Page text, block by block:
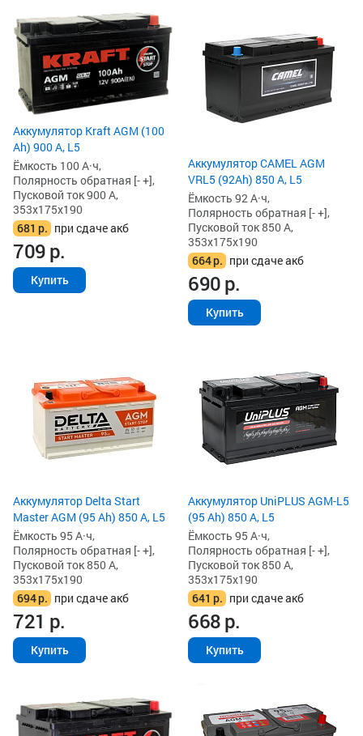
Аккумулятор Kraft AGM (100
Ah) 900 А, L5
Ёмкость 100 А·ч,
Полярность обратная [- +],
Пусковой ток 900 А,
353x175x190
681 р. при сдаче акб
709р.
Купить
Аккумулятор CAMEL AGM
VRL5 (92Ah) 850 А, L5
Ёмкость 92 А·ч,
Полярность обратная [- +],
Пусковой ток 850 А,
353x175x190
664р. при сдаче акб
690р.
Купить
Аккумулятор Delta Start
Master AGM (95 Ah) 850 А, L5
Ёмкость 95 А·ч,
Полярность обратная [- +],
Пусковой ток 850 А,
353x175x190
694р. при сдаче акб
721 р.
Купить
Аккумулятор UniPLUS AGM-L5
(95 Ah) 850 А, L5
Ёмкость 95 А·ч,
Полярность обратная [- +],
Пусковой ток 850 А,
353x175x190
641 р. при сдаче акб
668р.
Купить